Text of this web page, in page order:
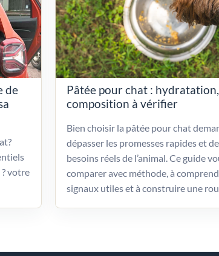
de
votre
Pâtée pour chat :
composition à vérifier
Bien choisir la pâtée pour chat
dépasser les promesses rapides et
besoins réels de l’animal. Ce guide
comparer avec méthode, à
signaux utiles et à construire une